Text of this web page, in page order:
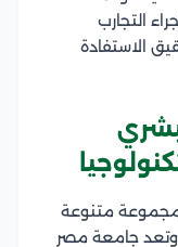
التجارب
الاستفادة
مجموعة متنوعة
جامعة مصر